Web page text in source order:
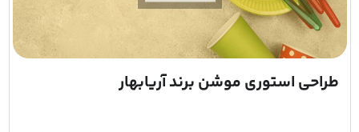
طراحی استوری موشن برند آریابهار